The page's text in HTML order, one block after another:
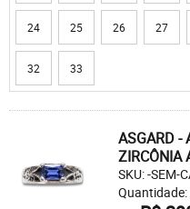
24 25 26 27
32 33
ASGARD -
ZIRCÔNIA
SKU: -SEM-
Quantidade: